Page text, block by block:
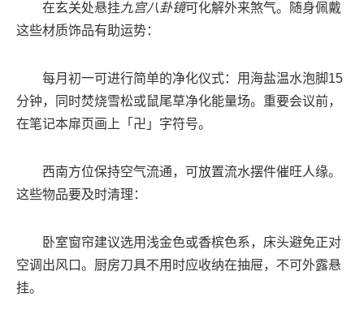
在玄关处悬挂九宫八卦镜可化解外来煞气。随身佩戴
这些材质饰品有助运势：
每月初一可进行简单的净化仪式：用海盐温水泡脚15
分钟，同时焚烧雪松或鼠尾草净化能量场。重要会议前，
在笔记本扉页画上「卍」字符号。
西南方位保持空气流通，可放置流水摆件催旺人缘。
这些物品要及时清理：
卧室窗帘建议选用浅金色或香槟色系，床头避免正对
空调出风口。厨房刀具不用时应收纳在抽屉，不可外露悬
挂。